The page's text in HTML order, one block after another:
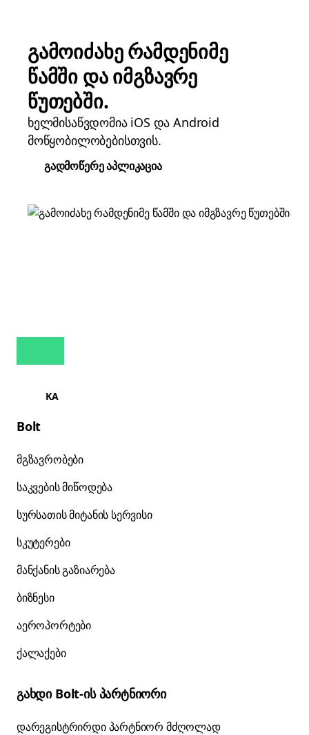
გამოიძახე რამდენიმე
წამში და იმგზავრე
წუთებში.
ხელმისაწვდომია iOS და Android
მოწყობილობებისთვის.
გადმოწერე აპლიკაცია
KA
Bolt
მგზავრობები
საკვების მიწოდება
სურსათის მიტანის სერვისი
სკუტერები
მანქანის გაზიარება
ბიზნესი
აეროპორტები
ქალაქები
გახდი Bolt-ის პარტნიორი
დარეგისტრირდი პარტნიორ მძღოლად